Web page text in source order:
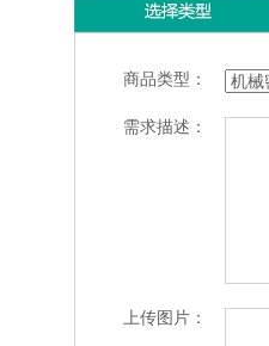
商品类型：
需求描述：
上传图片：